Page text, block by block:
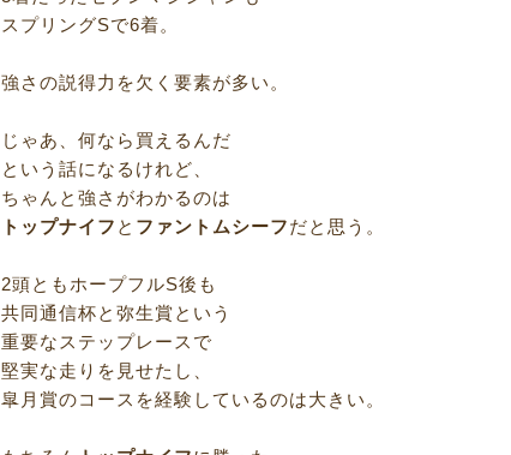
スプリングSで6着。
強さの説得力を欠く要素が多い。
じゃあ、何なら買えるんだ
という話になるけれど、
ちゃんと強さがわかるのは
トップナイフ と ファントムシーフだと思う。
2頭ともホープフルS後も
共同通信杯と弥生賞という
重要なステップレースで
堅実な走りを見せたし、
皐月賞のコースを経験しているのは大きい。